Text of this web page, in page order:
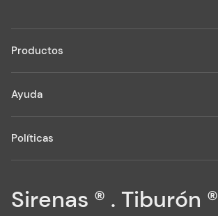
Productos
Ayuda
Políticas
Sirenas ® . Tiburón ®